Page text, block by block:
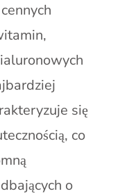
się
co
o